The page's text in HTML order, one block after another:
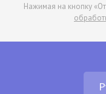
Нажимая на кнопку